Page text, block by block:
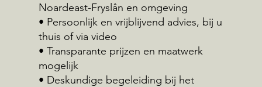
Noardeast-Fryslân en omgeving
• Persoonlijk en vrijblijvend advies, bij u
thuis of via video
• Transparante prijzen en maatwerk
mogelijk
• Deskundige begeleiding bij het